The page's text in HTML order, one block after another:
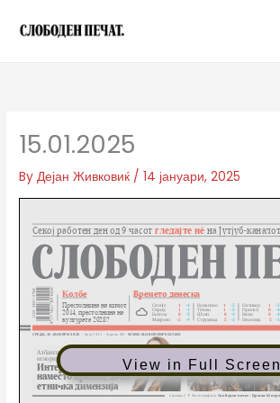
15.01.2025
ByДејан Живковиќ /14 јануари, 2025
View in Full Screen